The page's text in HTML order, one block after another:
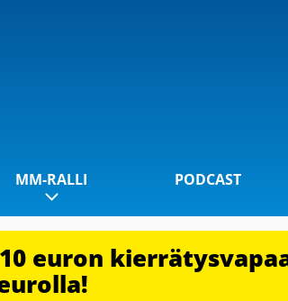
MM-RALLI PODCAST
euron